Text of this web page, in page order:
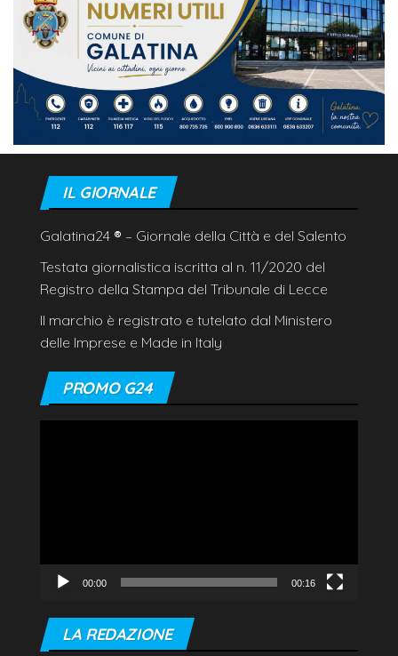
IL GIORNALE
Galatina24 ® – Giornale della Città e del Salento
Testata giornalistica iscritta al n. 11/2020 del
Registro della Stampa del Tribunale di Lecce
Il marchio è registrato e tutelato dal Ministero
delle Imprese e Made in Italy
PROMO G24
00:00 00:16
LA REDAZIONE